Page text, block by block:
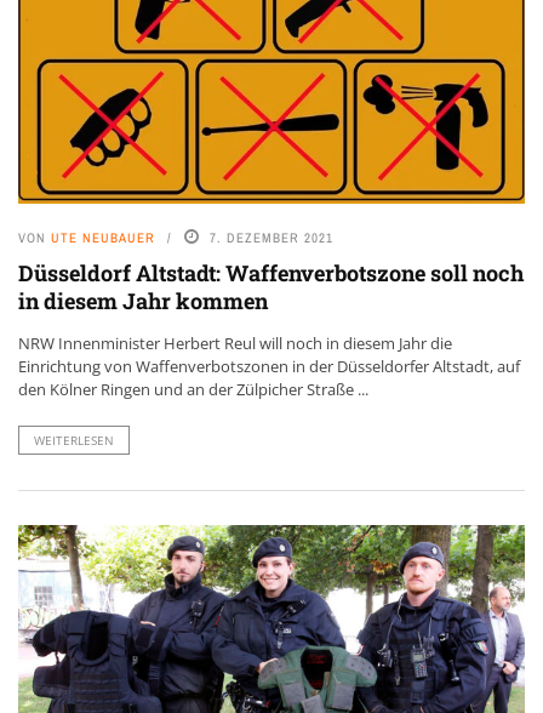
VON UTE NEUBAUER 7. DEZEMBER 2021
Düsseldorf Altstadt: Waffenverbotszone soll noch
in diesem Jahr kommen
NRW Innenminister Herbert Reul will noch in diesem Jahr die
Einrichtung von Waffenverbotszonen in der Düsseldorfer Altstadt, auf
den Kölner Ringen und an der Zülpicher Straße ...
WEITERLESEN